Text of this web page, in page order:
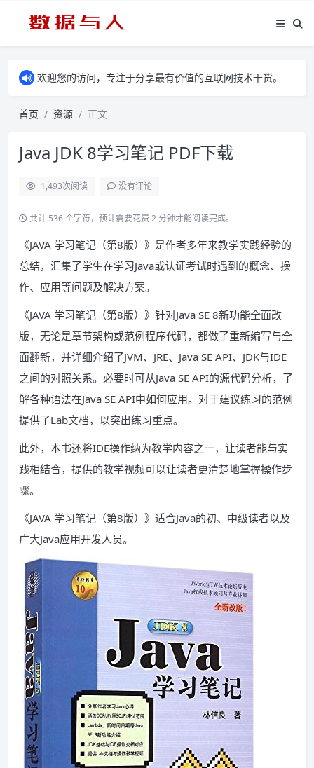
欢迎您的访问，专注于分享最有价值的互联网技术干货。
首页 资源 正文
Java JDK 8学习笔记 PDF下载
1,493次阅读 没有评论
共计 536 个字符，预计需要花费 2 分钟才能阅读完成。
《JAVA 学习笔记（第8版）》是作者多年来教学实践经验的
总结，汇集了学生在学习Java或认证考试时遇到的概念、操
作、应用等问题及解决方案。
《JAVA 学习笔记（第8版）》针对Java SE 8新功能全面改
版，无论是章节架构或范例程序代码，都做了重新编写与全
面翻新，并详细介绍了JVM、JRE、Java SE API、JDK与IDE
之间的对照关系。必要时可从Java SE API的源代码分析，了
解各种语法在Java SE API中如何应用。对于建议练习的范例
提供了Lab文档，以突出练习重点。
此外，本书还将IDE操作纳为教学内容之一，让读者能与实
践相结合，提供的教学视频可以让读者更清楚地掌握操作步
骤。
《JAVA 学习笔记（第8版）》适合Java的初、中级读者以及
广大Java应用开发人员。